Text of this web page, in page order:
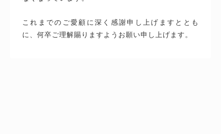
これまでのご愛顧に深く感謝申し上げますととも
に、何卒ご理解賜りますようお願い申し上げます。